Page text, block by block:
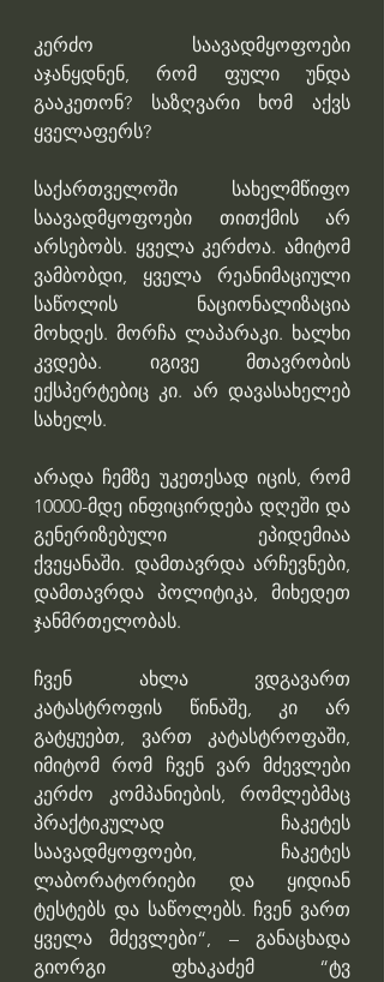
კერძო საავადმყოფოები
აჯანყდნენ, რომ ფული უნდა
გააკეთონ? საზღვარი ხომ აქვს
ყველაფერს?
საქართველოში სახელმწიფო
საავადმყოფოები თითქმის არ
არსებობს. ყველა კერძოა. ამიტომ
ვამბობდი, ყველა რეანიმაციული
საწოლის ნაციონალიზაცია
მოხდეს. მორჩა ლაპარაკი. ხალხი
კვდება. იგივე მთავრობის
ექსპერტებიც კი. არ დავასახელებ
სახელს.
არადა ჩემზე უკეთესად იცის, რომ
10000-მდე ინფიცირდება დღეში და
გენერიზებული ეპიდემიაა
ქვეყანაში. დამთავრდა არჩევნები,
დამთავრდა პოლიტიკა, მიხედეთ
ჯანმრთელობას.
ჩვენ ახლა ვდგავართ
კატასტროფის წინაშე, კი არ
გატყუებთ, ვართ კატასტროფაში,
იმიტომ რომ ჩვენ ვარ მძევლები
კერძო კომპანიების, რომლებმაც
პრაქტიკულად ჩაკეტეს
საავადმყოფოები, ჩაკეტეს
ლაბორატორიები და ყიდიან
ტესტებს და საწოლებს. ჩვენ ვართ
ყველა მძევლები“, – განაცხადა
გიორგი ფხაკაძემ “ტვ